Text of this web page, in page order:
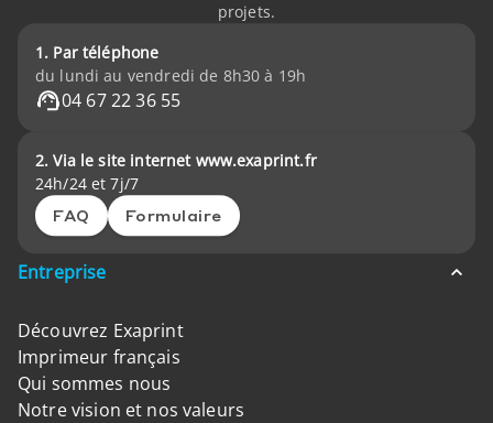
projets.
1. Par téléphone
du lundi au vendredi de 8h30 à 19h
04 67 22 36 55
2. Via le site internet www.exaprint.fr
24h/24 et 7j/7
FAQ Formulaire
Entreprise
Découvrez Exaprint
Imprimeur français
Qui sommes nous
Notre vision et nos valeurs